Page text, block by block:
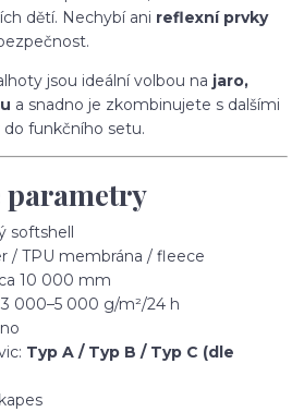
dětí. Nechybí ani reflexní prvky
jsou ideální volbou na jaro,
a snadno je zkombinujete s dalšími
funkčního setu.
parametry
softshell
/ TPU membrána / fleece
10 000 mm
000–5 000 g/m²/24 h
Typ A / Typ B / Typ C (dle